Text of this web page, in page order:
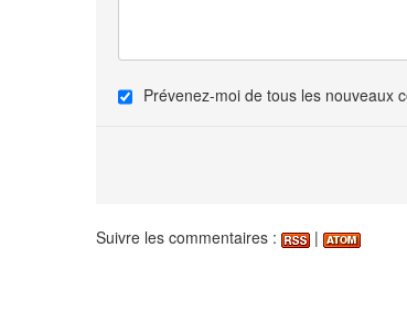
Prévenez-moi de tous les nouveaux
Suivre les commentaires : |